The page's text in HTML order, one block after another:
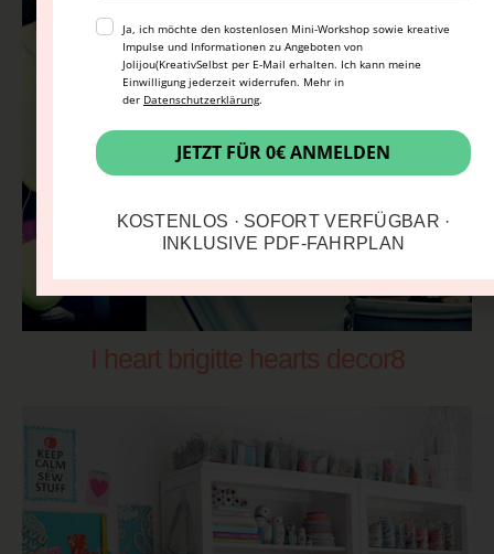
I heart brigitte hearts decor8
Ja, ich möchte den kostenlosen Mini-Workshop sowie kreative
Impulse und Informationen zu Angeboten von
Jolijou(KreativSelbst per E-Mail erhalten. Ich kann meine
Einwilligung jederzeit widerrufen. Mehr in
der Datenschutzerklärung.
JETZT FÜR 0€ ANMELDEN
KOSTENLOS · SOFORT VERFÜGBAR ·
INKLUSIVE PDF-FAHRPLAN